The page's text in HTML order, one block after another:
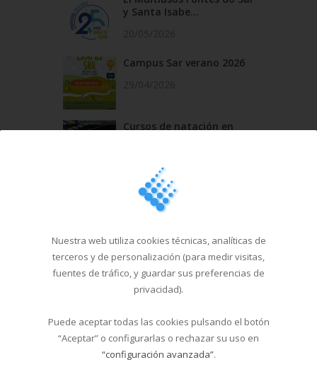
y Santa Isabe...
Campus Sar verano 2026
Cursos de natación en
Nuestra web utiliza cookies técnicas, analíticas de
terceros y de personalización (para medir visitas,
fuentes de tráfico, y guardar sus preferencias de
privacidad).
Puede aceptar todas las cookies pulsando el botón
“Aceptar” o configurarlas o rechazar su uso en
“configuración avanzada”.